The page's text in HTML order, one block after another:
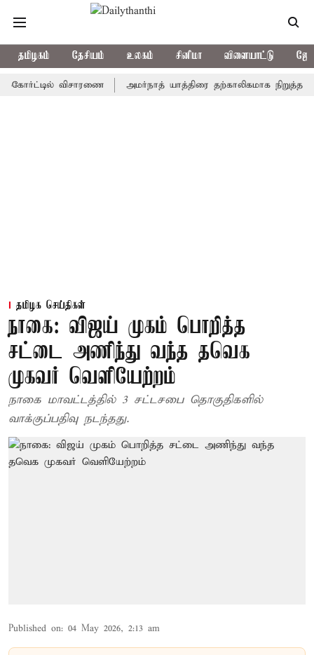
தமிழகம் தேசியம் உலகம் சினிமா விளையாட்டு
விசாரணை அமர்நாத் யாத்திரை தற்காலிகமாக நிறுத்தம்
தமிழக செய்திகள்
நாகை: விஜய் முகம் பொறித்த
சட்டை அணிந்து வந்த தவெக
முகவர் வெளியேற்றம்
நாகை மாவட்டத்தில் 3 சட்டசபை தொகுதிகளில்
வாக்குப்பதிவு நடந்தது.
Published on: 04 May 2026, 2:13 am